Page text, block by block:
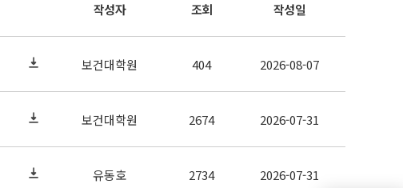
작성자 조회 작성일
보건대학원 404 2026-08-07
보건대학원 2674 2026-07-31
유동호 2734 2026-07-31